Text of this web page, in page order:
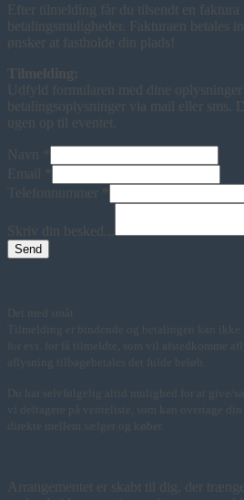
Efter tilmelding får du tilsendt en faktura
betalingsmuligheder. Fakturaen betales
ønsker at fastholde din plads!
Tilmelding:
Udfyld formularen med dine
betalingsoplysninger via mail eller sms.
ugen op til eventet.
Navn
Email
Telefonnummer
Skriv din besked...
Send
Det med småt
Tilmelding er bindende og betalingen kan ikke
for evt. for få tilmeldte, som vil afstedkomme
aflysning tilbagebetales det fulde beløb.
Du har selvfølgelig altid mulighed for at give/
vi deltagere på venteliste, som kan overtage
direkte mellem sælger og køber.
Arrangementet er skabt til dig, der